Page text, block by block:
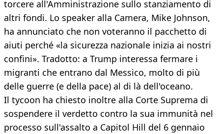
torcere all'Amministrazione sullo stanziamento di
altri fondi. Lo speaker alla Camera, Mike Johnson,
ha annunciato che non voteranno il pacchetto di
aiuti perché «la sicurezza nazionale inizia ai nostri
confini». Tradotto: a Trump interessa fermare i
migranti che entrano dal Messico, molto di più
delle guerre (e della pace) al di là dell'oceano.
Il tycoon ha chiesto inoltre alla Corte Suprema di
sospendere il verdetto contro la sua immunità nel
processo sull'assalto a Capitol Hill del 6 gennaio